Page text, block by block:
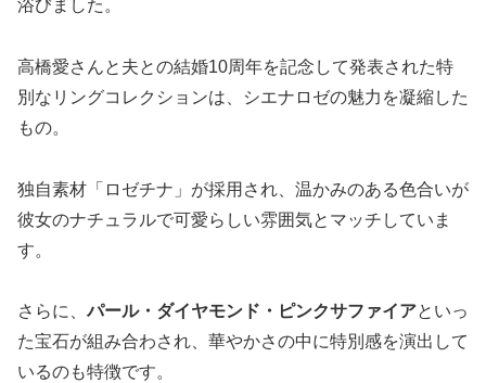
浴びました。
高橋愛さんと夫との結婚10周年を記念して発表された特
別なリングコレクションは、シエナロゼの魅力を凝縮した
もの。
独自素材「ロゼチナ」が採用され、温かみのある色合いが
彼女のナチュラルで可愛らしい雰囲気とマッチしていま
す。
さらに、パール・ダイヤモンド・ピンクサファイアといっ
た宝石が組み合わされ、華やかさの中に特別感を演出して
いるのも特徴です。